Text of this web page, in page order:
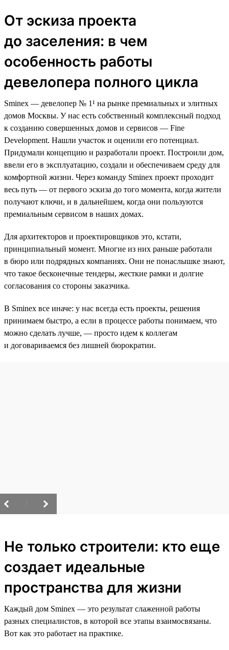
От эскиза проекта
до заселения: в чем
особенность работы
девелопера полного цикла
Sminex — девелопер № 1¹ на рынке премиальных и элитных
домов Москвы. У нас есть собственный комплексный подход
к созданию совершенных домов и сервисов — Fine
Development. Нашли участок и оценили его потенциал.
Придумали концепцию и разработали проект. Построили дом,
ввели его в эксплуатацию, создали и обеспечиваем среду для
комфортной жизни. Через команду Sminex проект проходит
весь путь — от первого эскиза до того момента, когда жители
получают ключи, и в дальнейшем, когда они пользуются
премиальным сервисом в наших домах.
Для архитекторов и проектировщиков это, кстати,
принципиальный момент. Многие из них раньше работали
в бюро или подрядных компаниях. Они не понаслышке знают,
что такое бесконечные тендеры, жесткие рамки и долгие
согласования со стороны заказчика.
В Sminex все иначе: у нас всегда есть проекты, решения
принимаем быстро, а если в процессе работы понимаем, что
можно сделать лучше, — просто идем к коллегам
и договариваемся без лишней бюрократии.
Не только строители: кто еще
создает идеальные
пространства для жизни
Каждый дом Sminex — это результат слаженной работы
разных специалистов, в которой все этапы взаимосвязаны.
Вот как это работает на практике.